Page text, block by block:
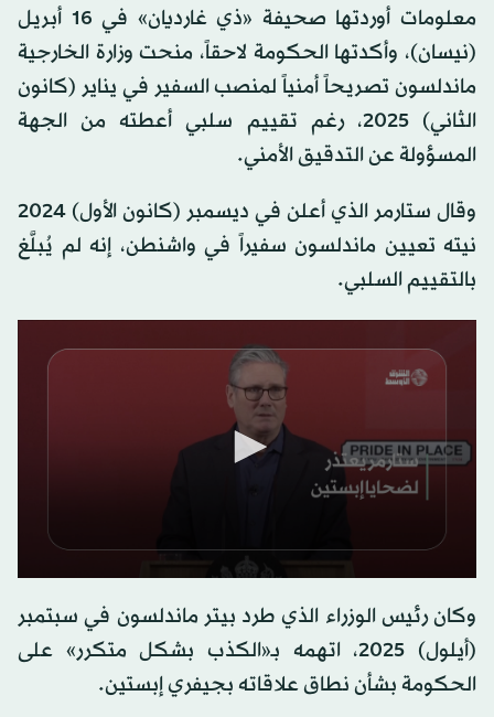
معلومات أوردتها صحيفة «ذي غارديان» في 16 أبريل
(نيسان)، وأكدتها الحكومة لاحقاً، منحت وزارة الخارجية
ماندلسون تصريحاً أمنياً لمنصب السفير في يناير (كانون
الثاني) 2025، رغم تقييم سلبي أعطته من الجهة
المسؤولة عن التدقيق الأمني.
وقال ستارمر الذي أعلن في ديسمبر (كانون الأول) 2024
نيته تعيين ماندلسون سفيراً في واشنطن، إنه لم يُبلَّغ
بالتقييم السلبي.
of
seconds
وكان رئيس الوزراء الذي طرد بيتر ماندلسون في سبتمبر
(أيلول) 2025، اتهمه بـ«الكذب بشكل متكرر» على
الحكومة بشأن نطاق علاقاته بجيفري إبستين.